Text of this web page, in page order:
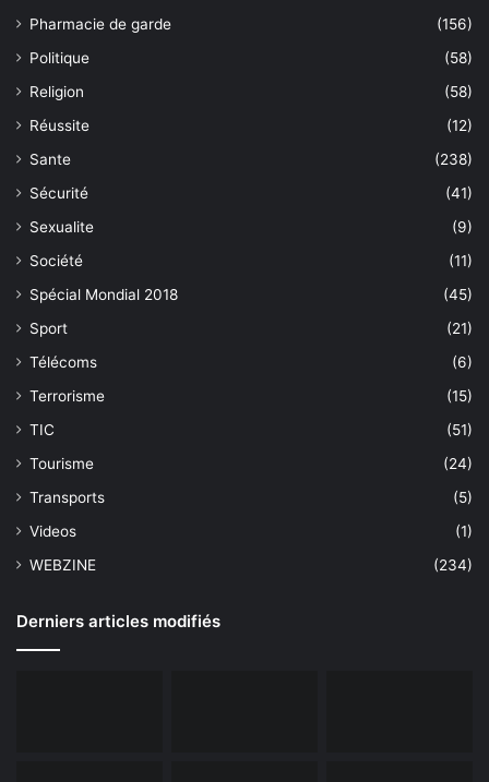
Pharmacie de garde
(156)
Politique
(58)
Religion
(58)
Réussite
(12)
Sante
(238)
Sécurité
(41)
Sexualite
(9)
Société
(11)
Spécial Mondial 2018
(45)
Sport
(21)
Télécoms
(6)
Terrorisme
(15)
TIC
(51)
Tourisme
(24)
Transports
(5)
Videos
(1)
WEBZINE
(234)
Derniers articles modifiés